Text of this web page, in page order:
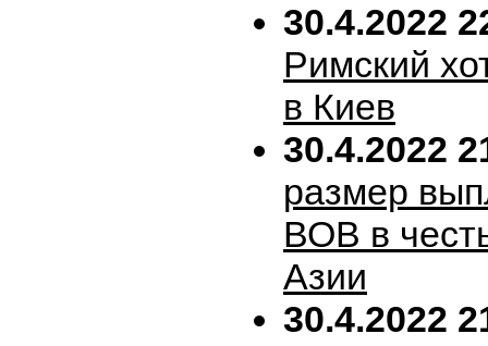
30.4.2022
Римский
в Киев
30.4.2022
размер
ВОВ в
Азии
30.4.2022